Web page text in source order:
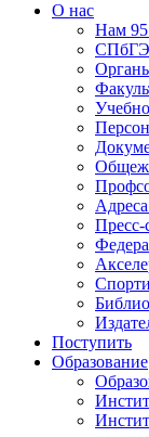
О нас
Нам 95
Пресс-
Поступить
Образование